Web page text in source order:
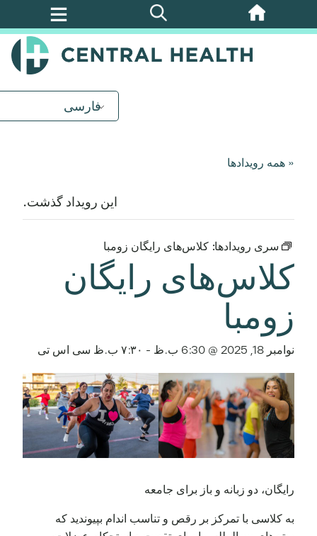
پرش
فارسی
« همه رویدادها
این رویداد گذشت.
سری رویدادها: کلاس‌های رایگان زومبا
کلاس‌های رایگان
زومبا
نوامبر 18, 2025 @ 6:30 ب.ظ - ۷:۳۰ ب.ظ سی اس تی
رایگان، دو زبانه و باز برای جامعه
به کلاسی با تمرکز بر رقص و تناسب اندام بپیوندید که